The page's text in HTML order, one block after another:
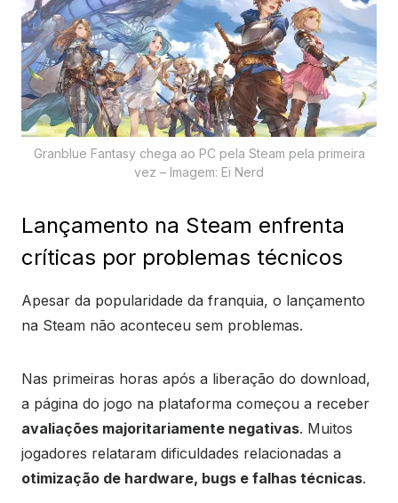
Granblue Fantasy chega ao PC pela Steam pela primeira
vez – Imagem: Ei Nerd
Lançamento na Steam enfrenta
críticas por problemas técnicos
Apesar da popularidade da franquia, o lançamento
na Steam não aconteceu sem problemas.
Nas primeiras horas após a liberação do download,
a página do jogo na plataforma começou a receber
avaliações majoritariamente negativas. Muitos
jogadores relataram dificuldades relacionadas a
otimização de hardware, bugs e falhas técnicas.